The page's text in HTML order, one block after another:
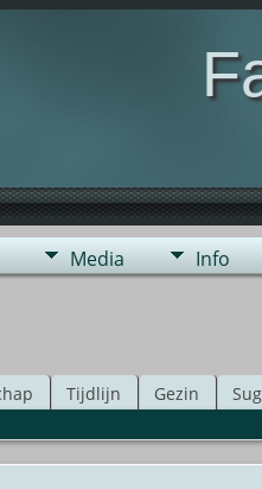
Media Info
Tijdlijn Gezin